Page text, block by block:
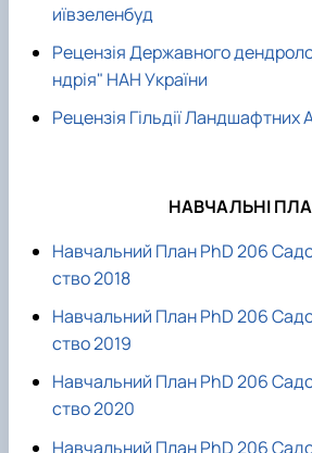
иївзеленбуд
Рецензія Державного
ндрія" НАН України
Рецензія Гільдії Ландшафтних
НАВЧАЛЬНІ
Навчальний План PhD 206
ство 2018
Навчальний План PhD 206
ство 2019
Навчальний План PhD 206
ство 2020
Навчальний План PhD 206